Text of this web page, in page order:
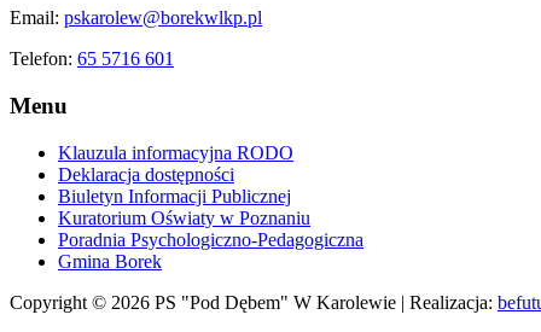
Email: pskarolew@borekwlkp.pl
Telefon: 65 5716 601
Menu
Klauzula informacyjna RODO
Deklaracja dostępności
Biuletyn Informacji Publicznej
Kuratorium Oświaty w Poznaniu
Poradnia Psychologiczno-Pedagogiczna
Gmina Borek
Copyright © 2026 PS "Pod Dębem" W Karolewie | Realizacja: